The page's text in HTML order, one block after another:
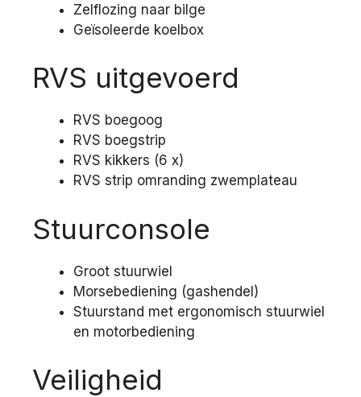
Zelflozing naar bilge
Geïsoleerde koelbox
RVS uitgevoerd
RVS boegoog
RVS boegstrip
RVS kikkers (6 x)
RVS strip omranding zwemplateau
Stuurconsole
Groot stuurwiel
Morsebediening (gashendel)
Stuurstand met ergonomisch stuurwiel
en motorbediening
Veiligheid